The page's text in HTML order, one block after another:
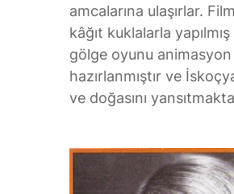
amcalarına ulaşırlar.
kâğıt kuklalarla
gölge oyunu
hazırlanmıştır ve
ve doğasını